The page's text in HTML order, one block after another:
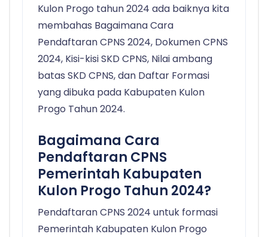
Kulon Progo tahun 2024 ada baiknya kita
membahas Bagaimana Cara
Pendaftaran CPNS 2024, Dokumen CPNS
2024, Kisi-kisi SKD CPNS, Nilai ambang
batas SKD CPNS, dan Daftar Formasi
yang dibuka pada Kabupaten Kulon
Progo Tahun 2024.
Bagaimana Cara
Pendaftaran CPNS
Pemerintah Kabupaten
Kulon Progo Tahun 2024?
Pendaftaran CPNS 2024 untuk formasi
Pemerintah Kabupaten Kulon Progo